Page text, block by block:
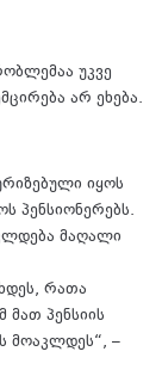
უკვე
არ ეხება.
იყოს
პენსიონერებს.
მაღალი
რათა
პენსიის
მოაკლდეს“, –